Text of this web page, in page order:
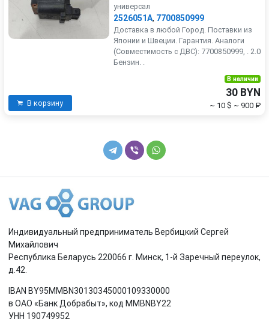
универсал
2526051A, 7700850999
Доставка в любой Город. Поставки из
Японии и Швеции. Гарантия. Аналоги
(Совместимость с ДВС): 7700850999, . 2.0
Бензин. .
В корзину
В наличии
30 BYN
~ 10 $ ~ 900 ₽
Индивидуальный предприниматель Вербицкий Сергей
Михайлович
Республика Беларусь 220066 г. Минск, 1-й Заречный переулок,
д.42.
IBAN BY95MMBN30130345000109330000
в ОАО «Банк Добрабыт», код MMBNBY22
УНН 190749952